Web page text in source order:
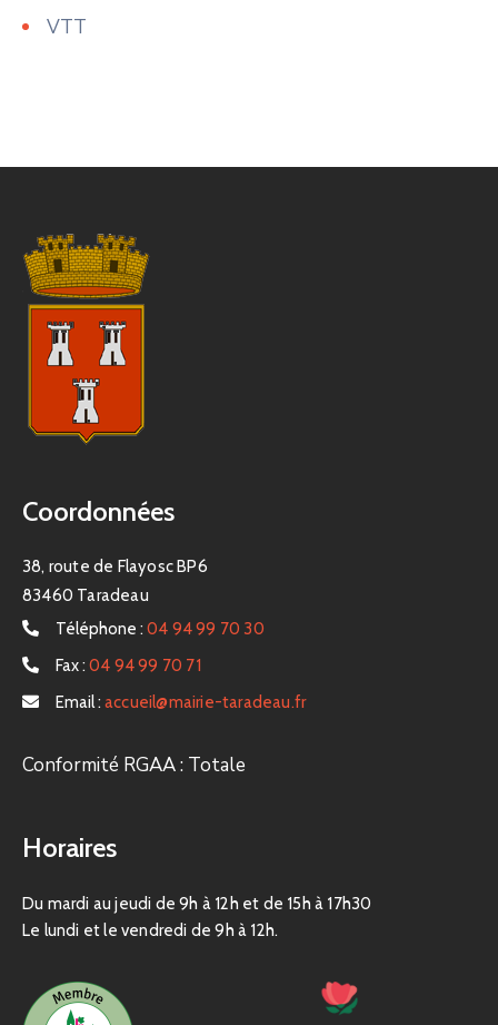
VTT
Coordonnées
38, route de Flayosc BP6
83460 Taradeau
Téléphone : 04 94 99 70 30
Fax : 04 94 99 70 71
Email : accueil@mairie-taradeau.fr
Conformité RGAA : Totale
Horaires
Du mardi au jeudi de 9h à 12h et de 15h à 17h30
Le lundi et le vendredi de 9h à 12h.